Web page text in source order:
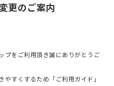
更のご案内
プをご利用頂き誠にありがとうご
すくするため「ご利用ガイド」